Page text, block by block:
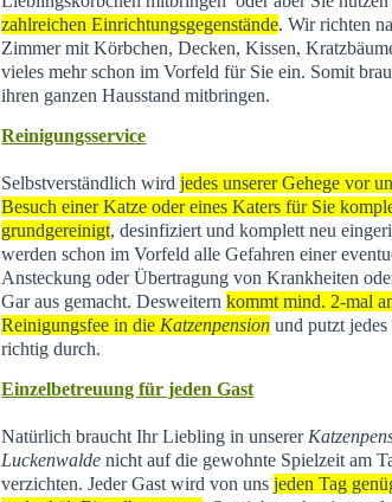
zahlreichen Einrichtungsgegenstände. Wir richten
Zimmer mit Körbchen, Decken, Kissen,
vieles mehr schon im Vorfeld für Sie ein. Somit
ihren ganzen Hausstand mitbringen.
Reinigungsservice
Selbstverständlich wirdjedes unserer Gehege vor
Besuch einer Katze oder eines Katers für Sie
grundgereinigt, desinfiziert und komplett neu
werden schon im Vorfeld alle Gefahren einer
Ansteckung oder Übertragung von Krankheiten
Gar aus gemacht. Desweiternkommt mind. 2-mal
Reinigungsfee in die Katzenpension und putzt
richtig durch.
Einzelbetreuung für jeden Gast
Natürlich braucht Ihr Liebling in unserer
Luckenwalde nicht auf die gewohnte Spielzeit am
verzichten. Jeder Gast wird von unsjeden Tag